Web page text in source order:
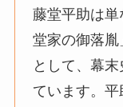
藤堂平助は
堂家の御落
として、幕
ています。